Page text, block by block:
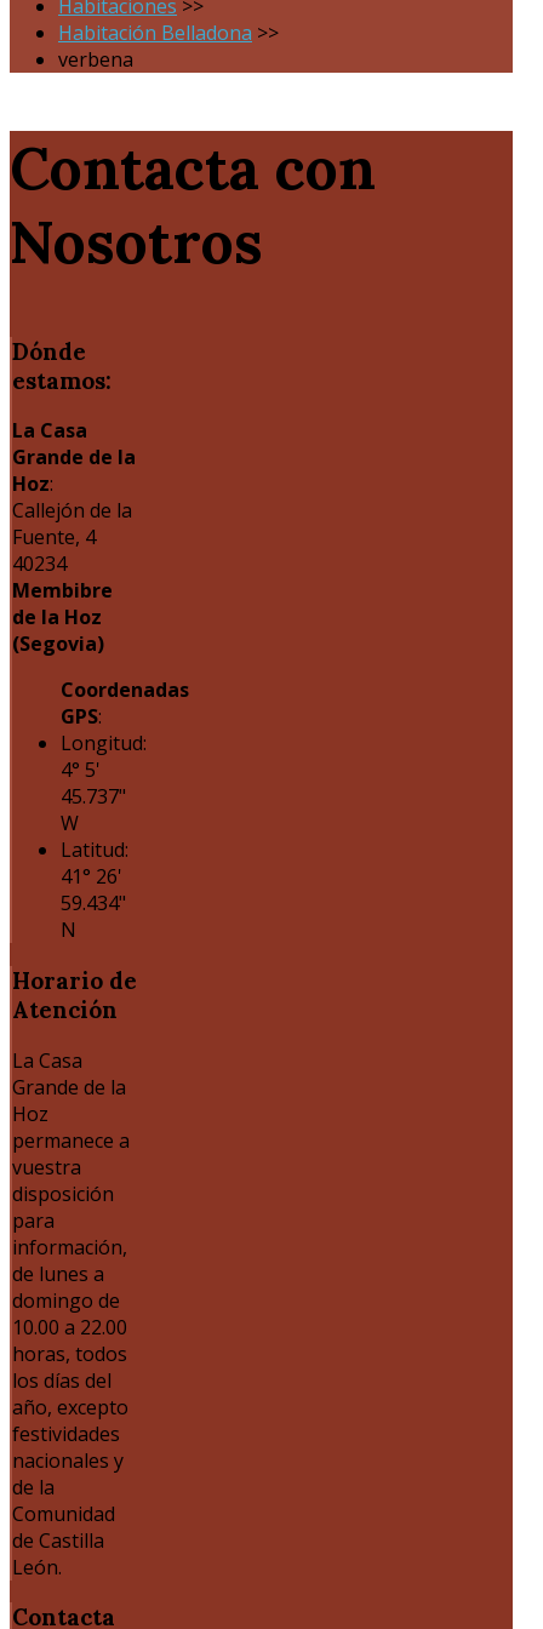
Habitaciones >>
Habitación Belladona >>
verbena
Contacta con
Nosotros
Dónde
estamos:
La Casa
Grande de la
Hoz:
Callejón de la
Fuente, 4
40234
Membibre
de la Hoz
(Segovia)
Coordenadas
GPS:
Longitud:
4° 5'
45.737"
W
Latitud:
41° 26'
59.434"
N
Horario de
Atención
La Casa
Grande de la
Hoz
permanece a
vuestra
disposición
para
información,
de lunes a
domingo de
10.00 a 22.00
horas, todos
los días del
año, excepto
festividades
nacionales y
de la
Comunidad
de Castilla
León.
Contacta